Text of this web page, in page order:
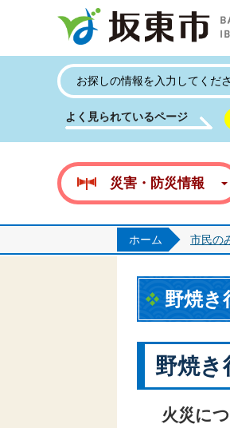
よく見られているページ
災害・防災情報
ホーム 市民の
野焼き
野焼き
火災に